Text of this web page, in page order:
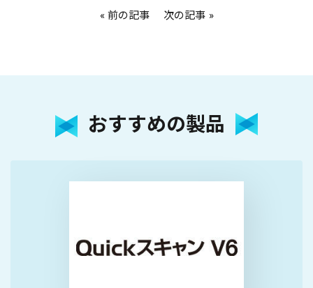
前の記事 次の記事
おすすめの製品